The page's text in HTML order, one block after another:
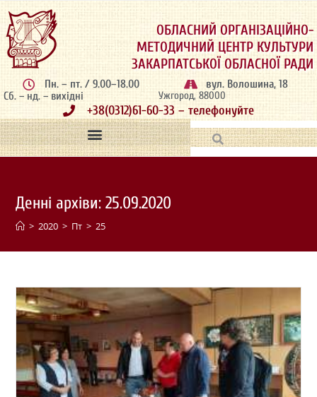
ОБЛАСНИЙ ОРГАНІЗАЦІЙНО-
МЕТОДИЧНИЙ ЦЕНТР КУЛЬТУРИ
ЗАКАРПАТСЬКОЇ ОБЛАСНОЇ РАДИ
Пн. – пт. / 9.00–18.00
Сб. – нд. – вихідні
вул. Волошина, 18
Ужгород, 88000
+38(0312)61-60-33 – телефонуйте
Денні архіви: 25.09.2020
> 2020 > Пт > 25